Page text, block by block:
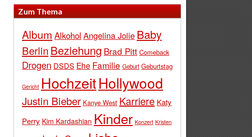
Zum Thema
Album Alkohol Angelina Jolie Baby
Berlin Beziehung Brad Pitt Comeback
Drogen DSDS Ehe Familie Geburt Geburtstag
Gericht HochzeitHollywood
Justin Bieber Kanye West Karriere Katy
Perry Kim Kardashian Kinder Konzert Kristen